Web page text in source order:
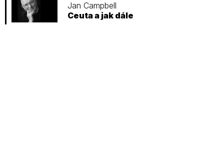
Jan Campbell
Ceuta a jak dále